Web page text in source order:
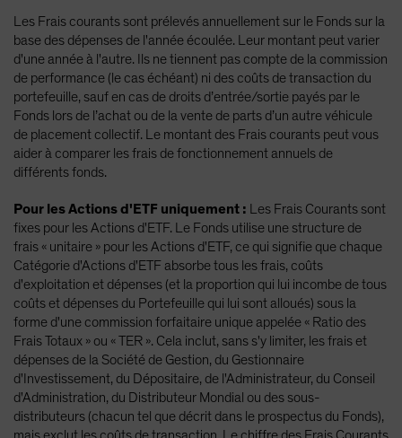
Les Frais courants sont prélevés annuellement sur le Fonds sur la
base des dépenses de l'année écoulée. Leur montant peut varier
d'une année à l'autre. Ils ne tiennent pas compte de la commission
de performance (le cas échéant) ni des coûts de transaction du
portefeuille, sauf en cas de droits d’entrée/sortie payés par le
Fonds lors de l’achat ou de la vente de parts d’un autre véhicule
de placement collectif. Le montant des Frais courants peut vous
aider à comparer les frais de fonctionnement annuels de
différents fonds.
Pour les Actions d'ETF uniquement :
Les Frais Courants sont
fixes pour les Actions d'ETF. Le Fonds utilise une structure de
frais « unitaire » pour les Actions d'ETF, ce qui signifie que chaque
Catégorie d'Actions d'ETF absorbe tous les frais, coûts
d'exploitation et dépenses (et la proportion qui lui incombe de tous
coûts et dépenses du Portefeuille qui lui sont alloués) sous la
forme d'une commission forfaitaire unique appelée « Ratio des
Frais Totaux » ou « TER ». Cela inclut, sans s'y limiter, les frais et
dépenses de la Société de Gestion, du Gestionnaire
d'Investissement, du Dépositaire, de l'Administrateur, du Conseil
d'Administration, du Distributeur Mondial ou des sous-
distributeurs (chacun tel que décrit dans le prospectus du Fonds),